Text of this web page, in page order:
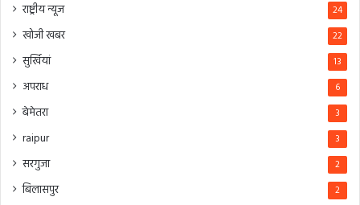
राष्ट्रीय न्यूज 24
खोजी खबर 22
सुर्खियां 13
अपराध 6
बेमेतरा 3
raipur 3
सरगुजा 2
बिलासपुर 2